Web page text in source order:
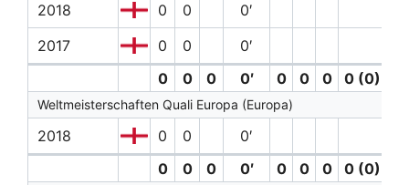
2018 0 0
0′
2017
0 0
0′
0
0 0 0′ 0 0 0 0 (0)
Weltmeisterschaften Quali Europa (Europa)
2018 0 0
0′
0
0 0 0′ 0 0 0 0 (0)